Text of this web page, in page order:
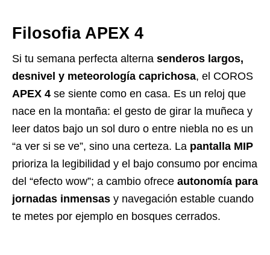
Filosofia APEX 4
Si tu semana perfecta alterna senderos largos,
desnivel y meteorología caprichosa, el COROS
APEX 4 se siente como en casa. Es un reloj que
nace en la montaña: el gesto de girar la muñeca y
leer datos bajo un sol duro o entre niebla no es un
“a ver si se ve”, sino una certeza. La pantalla MIP
prioriza la legibilidad y el bajo consumo por encima
del “efecto wow”; a cambio ofrece autonomía para
jornadas inmensas y navegación estable cuando
te metes por ejemplo en bosques cerrados.